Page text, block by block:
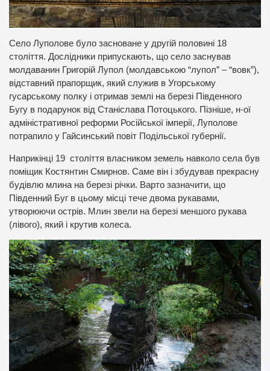
Село Луполове було засноване у другій половині 18
століття. Дослідники припускають, що село заснував
молдаванин Григорій Лупол (молдавською “лупол” – “вовк”),
відставний прапорщик, який служив в Угорському
гусарському полку і отримав землі на березі Південного
Бугу в подарунок від Станіслава Потоцького. Пізніше, н-ої
адміністративної реформи Російської імперії, Луполове
потрапило у Гайсинський повіт Подільської губернії.
Наприкінці 19 століття власником земель навколо села був
поміщик Костянтин Смирнов. Саме він і збудував прекрасну
будівлю млина на березі річки. Варто зазначити, що
Південний Буг в цьому місці тече двома рукавами,
утворюючи острів. Млин звели на березі меншого рукава
(лівого), який і крутив колеса.